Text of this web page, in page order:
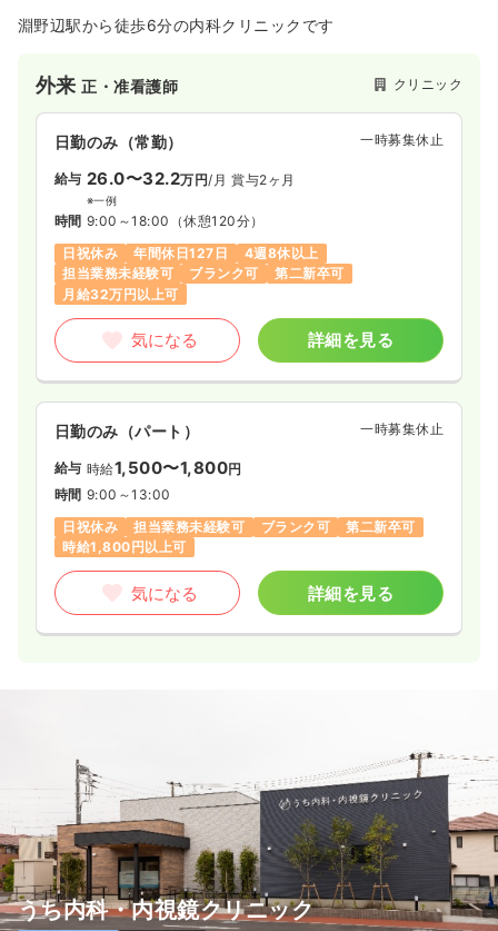
4週8休以上
担当業務未経験可 月給37万円以上可
3交代（常勤） 一時募集休止
給与 お問い合わせください
時間 8:30～17:15
4週8休以上
担当業務未経験可
気になる
透析正看護師 一般病院
2交代（常勤） 一時募集休止
給与 28.1万円/月 賞与85.2万円
※経験4年の例
時間 8:00～16:15
4週8休以上
月給28万円以上可
詳細を見る
※経験4年の例
時間 8:30～17:15
月給28万円以上可
気になる 詳細を見る
淵野辺駅から徒歩6分の内科クリニックです
外来正・准看護師 クリニック
日勤のみ（常勤） 一時募集休止
給与 26.0〜32.2万円/月 賞与2ヶ月
※一例
時間 9:00～18:00 （休憩120分）
日祝休み
年間休日127日
4週8休以上
担当業務未経験可
ブランク可
第二新卒可
月給32万円以上可
気になる 詳細を見る
日勤のみ（パート） 一時募集休止
給与 時給1,500〜1,800円
時間 9:00～13:00
日祝休み
担当業務未経験可 ブランク可
第二新卒可
時給1,800円以上可
気になる 詳細を見る
うち内科・内視鏡クリニック